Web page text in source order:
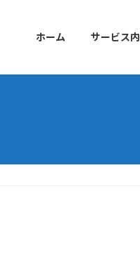
ホーム サービス